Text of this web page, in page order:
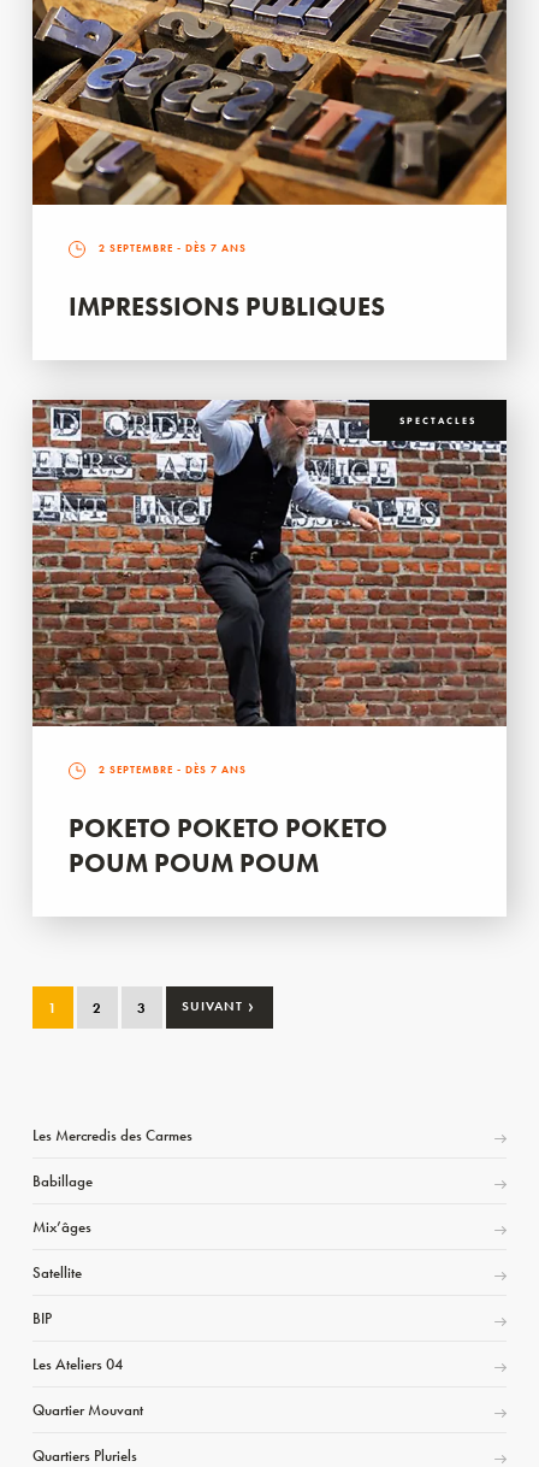
2 SEPTEMBRE - DÈS 7 ANS
IMPRESSIONS PUBLIQUES
SPECTACLES
2 SEPTEMBRE - DÈS 7 ANS
POKETO POKETO POKETO
POUM POUM POUM
1 2 3 SUIVANT ›
Les Mercredis des Carmes
Babillage
Mix’âges
Satellite
BIP
Les Ateliers 04
Quartier Mouvant
Quartiers Pluriels